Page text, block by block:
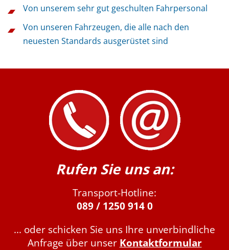
Von unserem sehr gut geschulten Fahrpersonal
Von unseren Fahrzeugen, die alle nach den
neuesten Standards ausgerüstet sind
Rufen Sie uns an:
Transport-Hotline:
089 / 1250 914 0
... oder schicken Sie uns Ihre unverbindliche
Anfrage über unser Kontaktformular